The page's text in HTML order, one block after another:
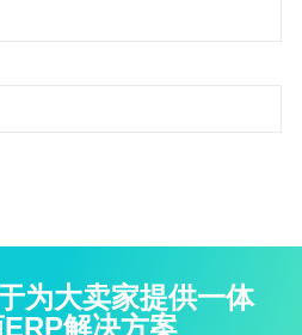
为大卖家提供一体
解决方案